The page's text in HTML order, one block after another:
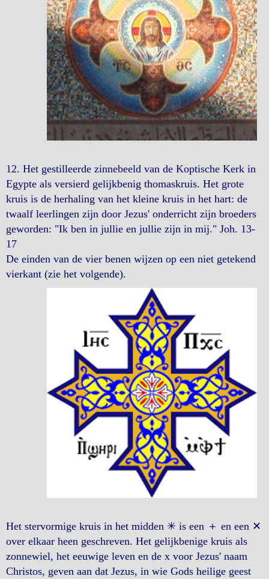
12. Het gestilleerde zinnebeeld van de Koptische Kerk in
Egypte als versierd gelijkbenig thomaskruis. Het grote
kruis is de herhaling van het kleine kruis in het hart: de
twaalf leerlingen zijn door Jezus' onderricht zijn broeders
geworden: "Ik ben in jullie en jullie zijn in mij." Joh. 13-
17
De einden van de vier benen wijzen op een niet getekend
vierkant (zie het volgende).
Het stervormige kruis in het midden ✳︎ is een ＋ en een ✕
over elkaar heen geschreven. Het gelijkbenige kruis als
zonnewiel, het eeuwige leven en de x voor Jezus' naam
Christos, geven aan dat Jezus, in wie Gods heilige geest